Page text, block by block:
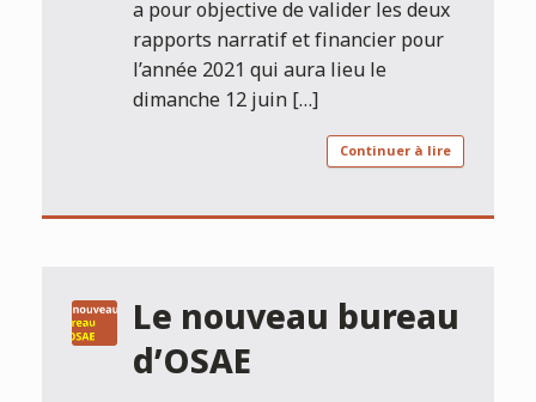
a pour objective de valider les deux
rapports narratif et financier pour
l’année 2021 qui aura lieu le
dimanche 12 juin […]
Continuer à lire
Le nouveau bureau
d’OSAE